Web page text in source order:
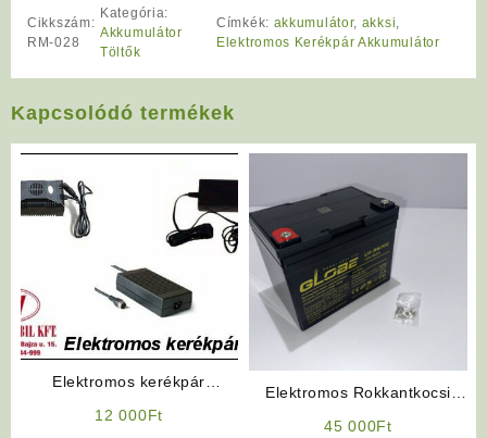
Cikkszám:
RM-028
Kategória:
Akkumulátor
Töltők
Címkék: akkumulátor, akksi,
Elektromos Kerékpár Akkumulátor
Kapcsolódó termékek
Elektromos kerékpár
12 000Ft
Elektromos Rokkantkocsi
45 000Ft